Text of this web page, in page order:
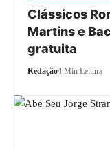
Clássicos
Martins e
gratuita
Redação4 Min Leitura